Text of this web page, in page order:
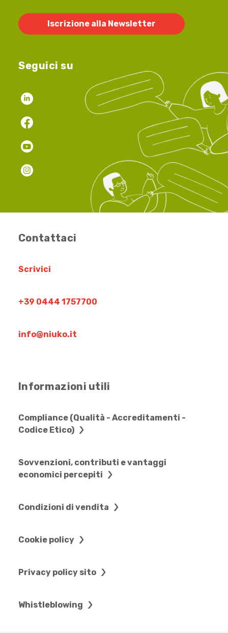
Iscrizione alla Newsletter
Seguici su
Contattaci
Scrivici
+39 0444 1757700
info@niuko.it
Informazioni utili
Compliance (Qualità - Accreditamenti -
Codice Etico)
Sovvenzioni, contributi e vantaggi
economici percepiti
Condizioni di vendita
Cookie policy
Privacy policy sito
Whistleblowing